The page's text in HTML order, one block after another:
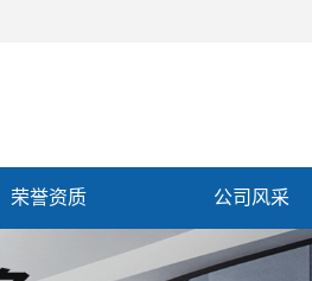
荣誉资质 公司风采